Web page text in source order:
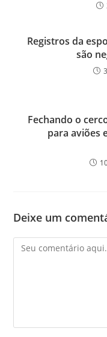
Registros da
são
Fechando o
para aviões
Deixe um
Comentário